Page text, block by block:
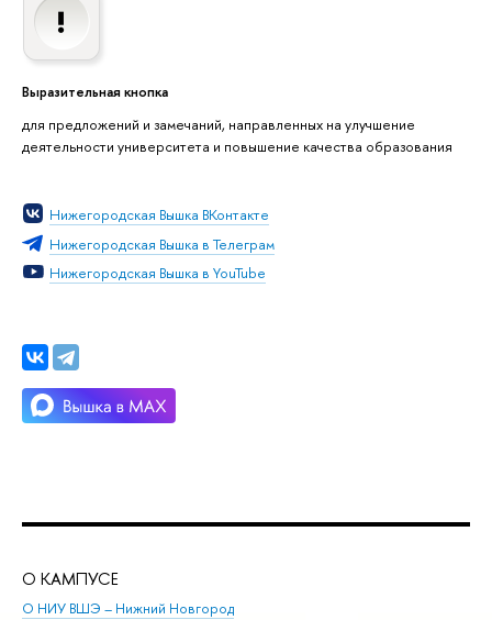
Выразительная кнопка
для предложений и замечаний, направленных на улучшение
деятельности университета и повышение качества образования
Нижегородская Вышка ВКонтакте
Нижегородская Вышка в Телеграм
Нижегородская Вышка в YouTube
О КАМПУСЕ
О НИУ ВШЭ – Нижний Новгород